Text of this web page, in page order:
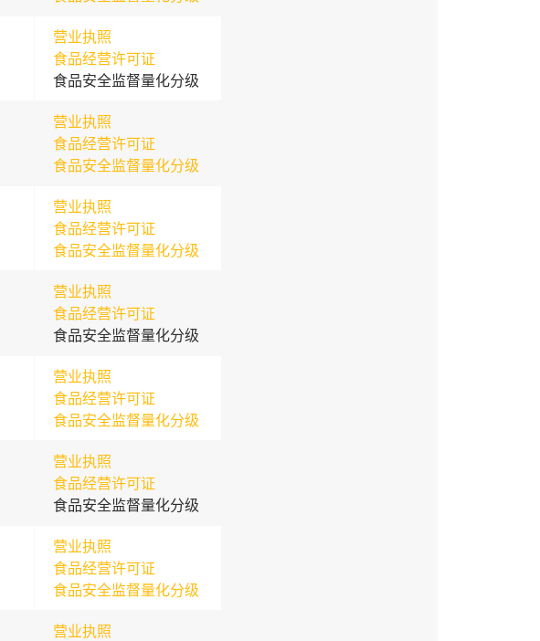
营业执照
食品经营许可证
食品安全监督量化分级
营业执照
食品经营许可证
食品安全监督量化分级
营业执照
食品经营许可证
食品安全监督量化分级
营业执照
食品经营许可证
食品安全监督量化分级
营业执照
食品经营许可证
食品安全监督量化分级
营业执照
食品经营许可证
食品安全监督量化分级
营业执照
食品经营许可证
食品安全监督量化分级
营业执照